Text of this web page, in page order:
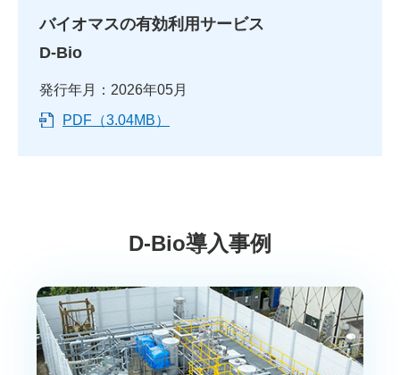
バイオマスの有効利用サービス
D-Bio
発行年月：2026年05月
PDF（3.04MB）
D-Bio導入事例